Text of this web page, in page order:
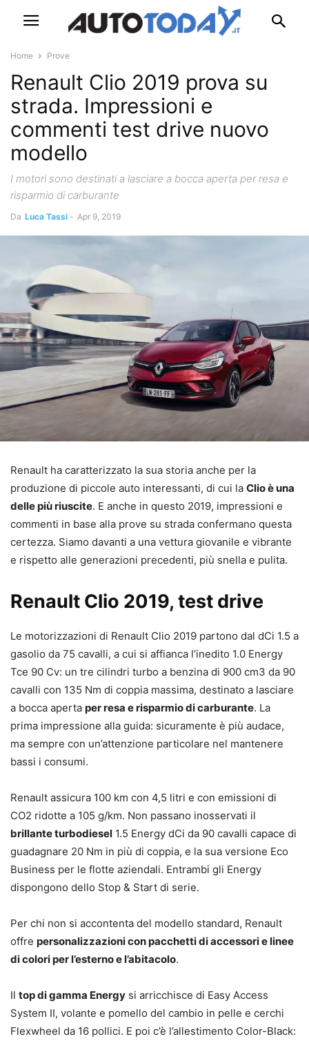
Home Prove
Renault Clio 2019 prova su
strada. Impressioni e
commenti test drive nuovo
modello
I motori sono destinati a lasciare a bocca aperta per resa e
risparmio di carburante
Da Luca Tassi - Apr 9, 2019
Renault ha caratterizzato la sua storia anche per la
produzione di piccole auto interessanti, di cui la Clio è una
delle più riuscite. E anche in questo 2019, impressioni e
commenti in base alla prove su strada confermano questa
certezza. Siamo davanti a una vettura giovanile e vibrante
e rispetto alle generazioni precedenti, più snella e pulita.
Renault Clio 2019, test drive
Le motorizzazioni di Renault Clio 2019 partono dal dCi 1.5 a
gasolio da 75 cavalli, a cui si affianca l’inedito 1.0 Energy
Tce 90 Cv: un tre cilindri turbo a benzina di 900 cm3 da 90
cavalli con 135 Nm di coppia massima, destinato a lasciare
a bocca aperta per resa e risparmio di carburante. La
prima impressione alla guida: sicuramente è più audace,
ma sempre con un’attenzione particolare nel mantenere
bassi i consumi.
Renault assicura 100 km con 4,5 litri e con emissioni di
CO2 ridotte a 105 g/km. Non passano inosservati il
brillante turbodiesel 1.5 Energy dCi da 90 cavalli capace di
guadagnare 20 Nm in più di coppia, e la sua versione Eco
Business per le flotte aziendali. Entrambi gli Energy
dispongono dello Stop & Start di serie.
Per chi non si accontenta del modello standard, Renault
offre personalizzazioni con pacchetti di accessori e linee
di colori per l’esterno e l’abitacolo.
Il top di gamma Energy si arricchisce di Easy Access
System II, volante e pomello del cambio in pelle e cerchi
Flexwheel da 16 pollici. E poi c’è l’allestimento Color-Black: